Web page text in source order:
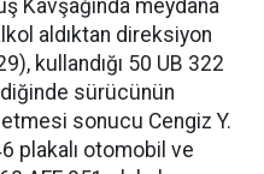
Kavşağında meydana
aldıktan direksiyon
kullandığı 50 UB 322
sürücünün
sonucu Cengiz Y.
plakalı otomobil ve